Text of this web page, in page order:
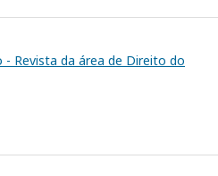
- Revista da área de Direito do